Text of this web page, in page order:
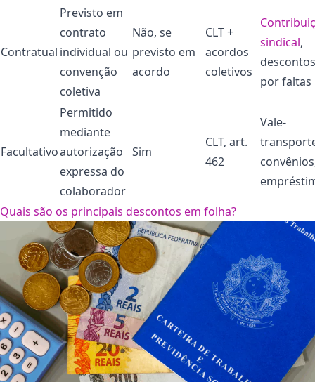
Contratual
Previsto em
contrato
individual ou
convenção
coletiva
Não, se
previsto em
acordo
CLT +
acordos
coletivos
sindical,
descontos
por faltas
Facultativo
Permitido
mediante
autorização
expressa do
colaborador
Sim
CLT, art.
462
Vale-
Quais são os principais descontos em folha?